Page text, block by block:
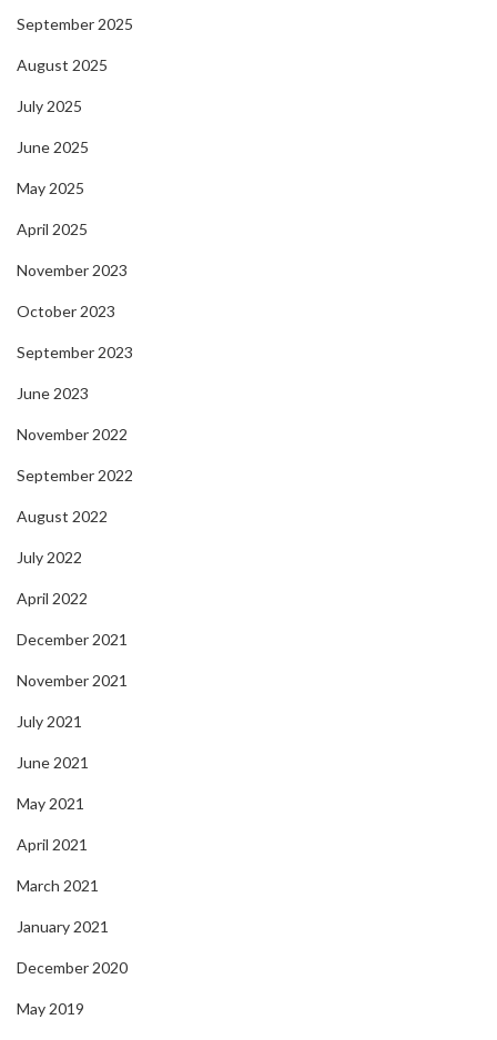
September 2025
August 2025
July 2025
June 2025
May 2025
April 2025
November 2023
October 2023
September 2023
June 2023
November 2022
September 2022
August 2022
July 2022
April 2022
December 2021
November 2021
July 2021
June 2021
May 2021
April 2021
March 2021
January 2021
December 2020
May 2019